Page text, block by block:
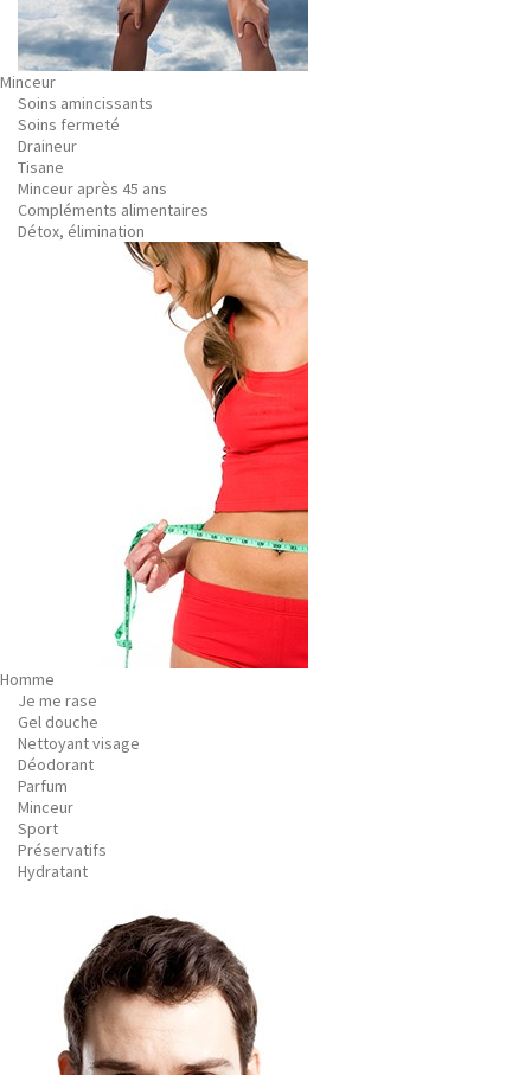
Minceur
Soins amincissants
Soins fermeté
Draineur
Tisane
Minceur après 45 ans
Compléments alimentaires
Détox, élimination
Homme
Je me rase
Gel douche
Nettoyant visage
Déodorant
Parfum
Minceur
Sport
Préservatifs
Hydratant